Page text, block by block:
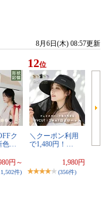
8月6日(木) 08:57更新
ク
色…
円～
件)
12位
＼クーポン利用
で1,480円！…
1,980円
(356件)